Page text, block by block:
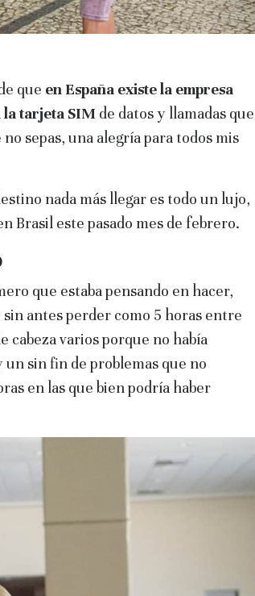
que en España existe la empresa
la tarjeta SIM de datos y llamadas que
sepas, una alegría para todos mis
nada más llegar es todo un lujo,
Brasil este pasado mes de febrero.
que estaba pensando en hacer,
antes perder como 5 horas entre
cabeza varios porque no había
sin fin de problemas que no
en las que bien podría haber